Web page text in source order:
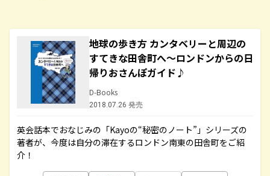
地球の歩き方 カンタベリーと周辺の
すてきな田舎町へ～ロンドンからの日
帰りおさんぽガイド♪
D-Books
2018.07.26 発売
英会話本でおなじみの「Kayoの“秘密のノート”」シリーズの
著者が、今度は自分の滞在するロンドン南東の田舎町をご紹
介！